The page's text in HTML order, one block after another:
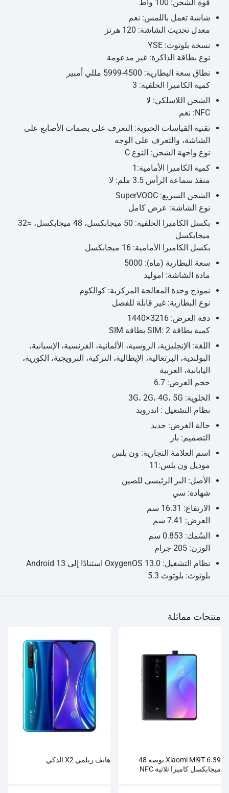
قوة الشحن: 100 واط
شاشة تعمل باللمس: نعم
معدل تحديث الشاشة: 120 هرتز
نسخة بلوتوث: YSE
نوع بطاقة الذاكرة: غير مدعومة
نطاق سعة البطارية: 4500-5999 مللي أمبير
كمية الكاميرا الخلفية: 3
الشحن اللاسلكي: لا
NFC: نعم
تقنية القياسات الحيوية: التعرف على بصمات الأصابع على
الشاشة، والتعرف على الوجه
نوع واجهة الشحن: النوع C
كمية الكاميرا الأمامية:1
منفذ سماعة الرأس 3.5 ملم: لا
الشحن السريع: SuperVOOC
نوع الشاشة: عرض كامل
بكسل الكاميرا الخلفية: 50 ميجابكسل، 48 ميجابكسل، ≈32
ميجابكسل
بكسل الكاميرا الأمامية: 16 ميجابكسل
سعة البطارية (ماه): 5000
مادة الشاشة: اموليد
نموذج وحدة المعالجة المركزية: كوالكوم
نوع البطارية: غير قابلة للفصل
دقة العرض: 3216×1440
كمية بطاقة SIM: 2 بطاقة SIM
اللغة: الإنجليزية، الروسية، الألمانية، الفرنسية، الإسبانية،
البولندية، البرتغالية، الإيطالية، التركية، النرويجية، الكورية،
اليابانية، العربية
حجم العرض: 6.7
الخلوية: 3G، 2G، 4G، 5G
نظام التشغيل : اندرويد
حالة الغرض: جديد
التصميم: بار
اسم العلامة التجارية: ون بلس
موديل ون بلس:11
الأصل: البر الرئيسى للصين
شهادة: سي
الارتفاع: 16.31 سم
العرض: 7.41 سم
السُمك: 0.853 سم
الوزن: 205 جرام
نظام التشغيل: OxygenOS 13.0 استنادًا إلى Android 13
بلوتوث: بلوتوث 5.3
منتجات مماثلة
Xiaomi Mi9T 6.39 بوصة 48
ميجابكسل كاميرا ثلاثية NFC
هاتف ريلمي X2 الذكي